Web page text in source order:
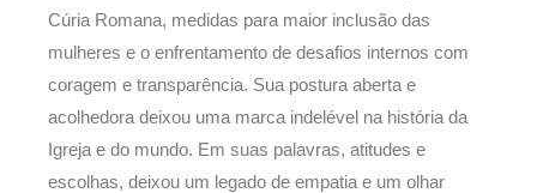
Cúria Romana, medidas para maior inclusão das
mulheres e o enfrentamento de desafios internos com
coragem e transparência. Sua postura aberta e
acolhedora deixou uma marca indelével na história da
Igreja e do mundo. Em suas palavras, atitudes e
escolhas, deixou um legado de empatia e um olhar